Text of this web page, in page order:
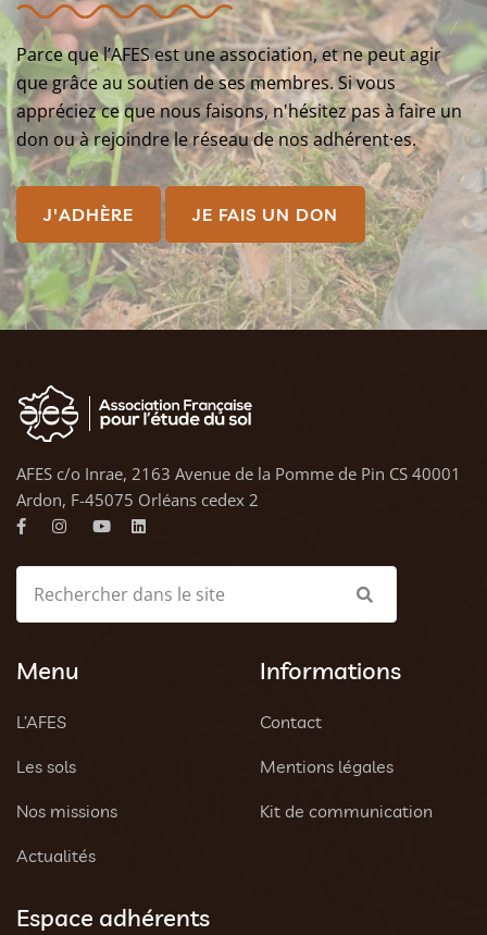
Parce que l’AFES est une association, et ne peut agir
que grâce au soutien de ses membres. Si vous
appréciez ce que nous faisons, n'hésitez pas à faire un
don ou à rejoindre le réseau de nos adhérent·es.
J'ADHÈRE JE FAIS UN DON
AFES c/o Inrae, 2163 Avenue de la Pomme de Pin CS 40001
Ardon, F-45075 Orléans cedex 2
Menu
L’AFES
Les sols
Nos missions
Actualités
Informations
Contact
Mentions légales
Kit de communication
Espace adhérents